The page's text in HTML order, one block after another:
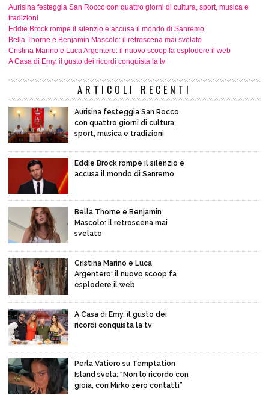
Aurisina festeggia San Rocco con quattro giorni di cultura, sport, musica e
tradizioni
Eddie Brock rompe il silenzio e accusa il mondo di Sanremo
Bella Thorne e Benjamin Mascolo: il retroscena mai svelato
Cristina Marino e Luca Argentero: il nuovo scoop fa esplodere il web
A Casa di Emy, il gusto dei ricordi conquista la tv
ARTICOLI RECENTI
Aurisina festeggia San Rocco
con quattro giorni di cultura,
sport, musica e tradizioni
Eddie Brock rompe il silenzio e
accusa il mondo di Sanremo
Bella Thorne e Benjamin
Mascolo: il retroscena mai
svelato
Cristina Marino e Luca
Argentero: il nuovo scoop fa
esplodere il web
A Casa di Emy, il gusto dei
ricordi conquista la tv
Perla Vatiero su Temptation
Island svela: “Non lo ricordo con
gioia, con Mirko zero contatti”